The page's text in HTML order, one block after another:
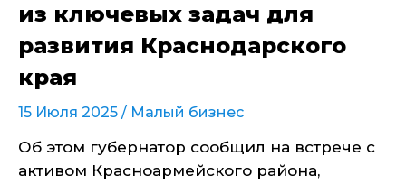
из ключевых задач для
развития Краснодарского
края
15 Июля 2025 / Малый бизнес
Об этом губернатор сообщил на встрече с
активом Красноармейского района,